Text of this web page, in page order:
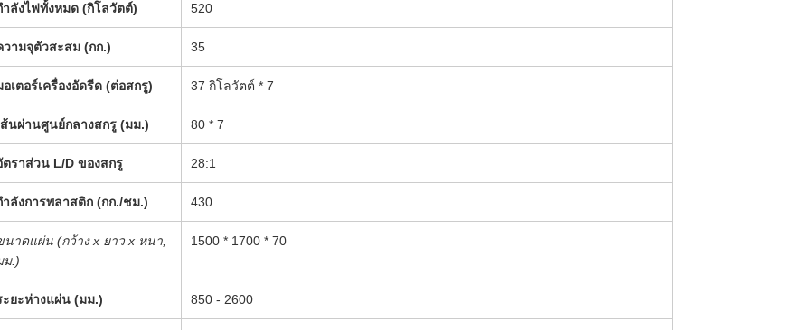
ำลังไฟทั้งหมด (กิโลวัตต์) 520
วามจุตัวสะสม (กก.) 35
อเตอร์เครื่องอัดรีด (ต่อสกรู) 37 กิโลวัตต์ * 7
ส้นผ่านศูนย์กลางสกรู (มม.) 80 * 7
ตราส่วน L/D ของสกรู 28:1
ำลังการพลาสติก (กก./ชม.) 430
นาดแผ่น (กว้าง x ยาว x หนา,
ม.)
1500 * 1700 * 70
ะยะห่างแผ่น (มม.) 850 - 2600